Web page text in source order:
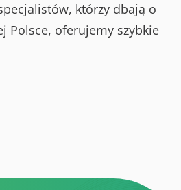
którzy dbają o
Polsce, oferujemy szybkie